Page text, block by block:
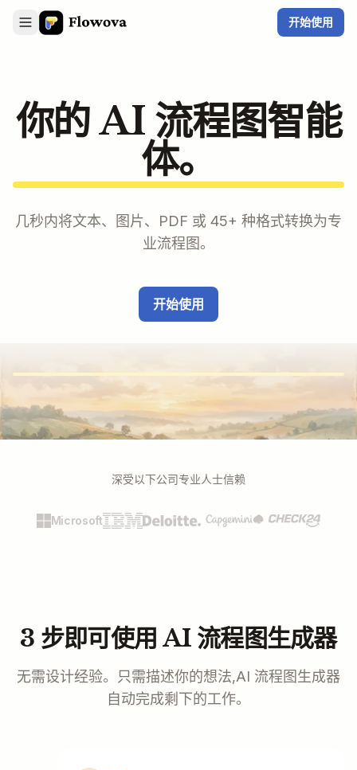
开始使用
你的 AI 流程图智能
体。
几秒内将文本、图片、PDF 或 45+ 种格式转换为专
业流程图。
开始使用
深受以下公司专业人士信赖
Microsoft
3 步即可使用 AI 流程图生成器
无需设计经验。只需描述你的想法,AI 流程图生成器
自动完成剩下的工作。